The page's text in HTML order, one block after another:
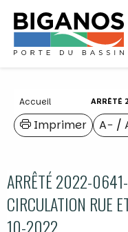
Accueil ARRÊTÉ 2022-0641-
A− /
Imprimer
ARRÊTÉ 2022-
CIRCULATION RUE
10-2022